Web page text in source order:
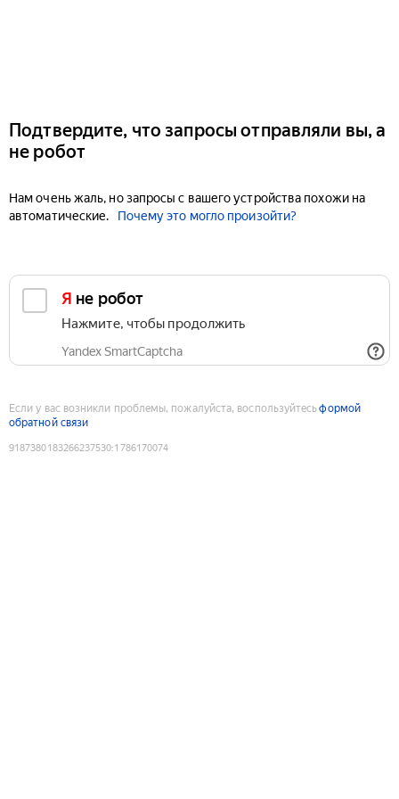
Подтвердите, что запросы отправляли вы, а
не робот
Нам очень жаль, но запросы с вашего устройства похожи на
автоматические.
Почему это могло произойти?
Я не робот
Нажмите, чтобы продолжить
Yandex SmartCaptcha
Если у вас возникли проблемы, пожалуйста, воспользуйтесьформой
обратной связи
9187380183266237530:1786170074